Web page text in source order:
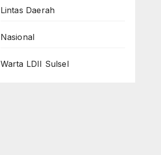
Lintas Daerah
Nasional
Warta LDII Sulsel